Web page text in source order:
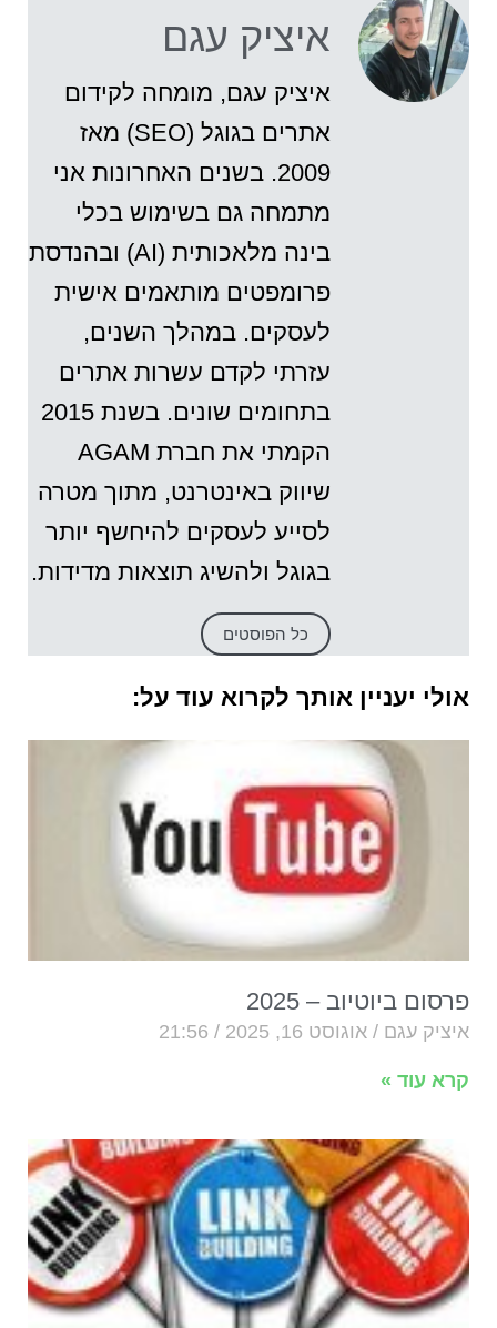
איציק עגם
איציק עגם, מומחה לקידום
אתרים בגוגל (SEO) מאז
2009. בשנים האחרונות אני
מתמחה גם בשימוש בכלי
בינה מלאכותית (AI) ובהנדסת
פרומפטים מותאמים אישית
לעסקים. במהלך השנים,
עזרתי לקדם עשרות אתרים
בתחומים שונים. בשנת 2015
הקמתי את חברת AGAM
שיווק באינטרנט, מתוך מטרה
לסייע לעסקים להיחשף יותר
בגוגל ולהשיג תוצאות מדידות.
כל הפוסטים
אולי יעניין אותך לקרוא עוד על:
פרסום ביוטיוב – 2025
איציק עגם אוגוסט 16, 2025
קרא עוד »